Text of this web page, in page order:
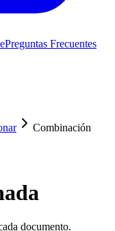
Preguntas Frecuentes
Combinación
documento.